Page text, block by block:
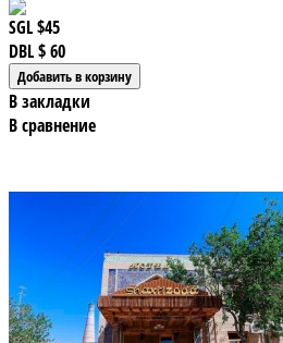
SGL$45
DBL$ 60
В закладки
В сравнение